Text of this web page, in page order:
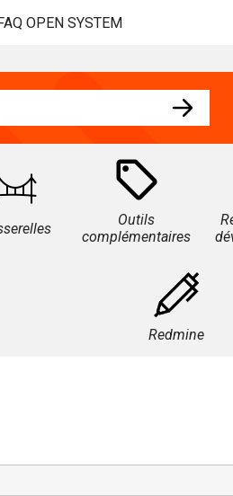
OPEN SYSTEM
Outils
complémentaires
Redmine